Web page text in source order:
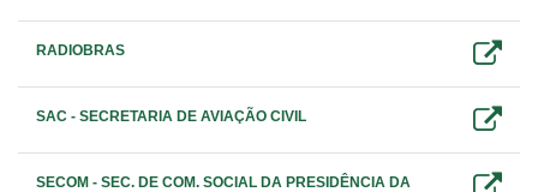
RADIOBRAS
SAC - SECRETARIA DE AVIAÇÃO CIVIL
SECOM - SEC. DE COM. SOCIAL DA PRESIDÊNCIA DA